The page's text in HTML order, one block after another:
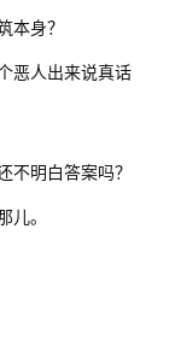
本身？
恶人出来说真话
不明白答案吗？
儿。